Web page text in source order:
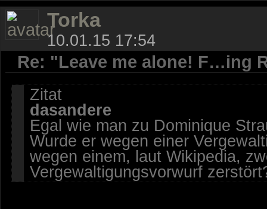
Torka
10.01.15 17:54
Re: "Leave me alone! F…ing
Zitat
dasandere
Egal wie man zu Dominique
Wurde er wegen einer
wegen einem, laut Wikipedia,
Vergewaltigungsvorwurf